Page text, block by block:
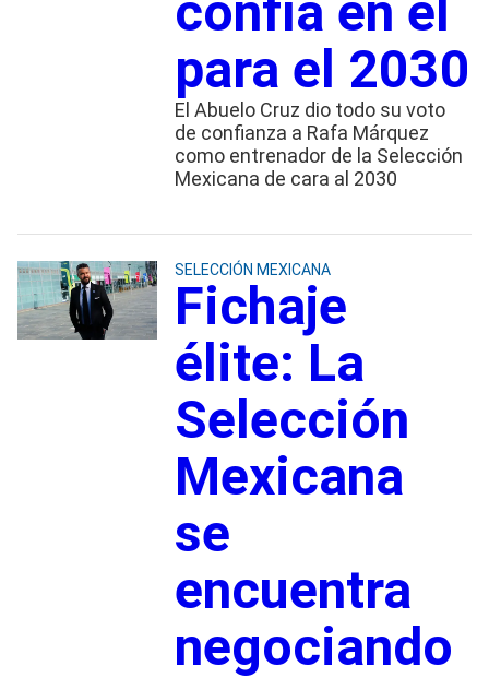
para el 2030
El Abuelo Cruz dio todo su voto
de confianza a Rafa Márquez
como entrenador de la Selección
Mexicana de cara al 2030
SELECCIÓN MEXICANA
Fichaje
élite: La
Selección
Mexicana
se
encuentra
negociando